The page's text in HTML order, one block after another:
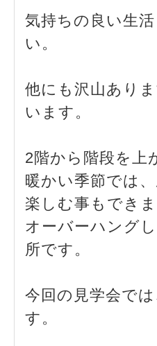
気持ちの良い生
い。
他にも沢山あり
います。
2階から階段を上
暖かい季節では
楽しむ事もできま
オーバーハング
所です。
今回の見学会で
す。